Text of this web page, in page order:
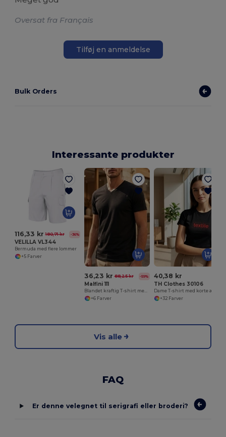
Oversat fra Français
Tilføj en anmeldelse
Bulk Orders
Interessante produkter
116,33 kr 180,71 kr -36%
VELILLA VL344
Bermuda med flere lommer
+5 Farver
36,23 kr 88,25 kr -59%
Malfini 111
Blandet kraftig T-shirt med V-udskæring
+6 Farver
40,38 kr
TH Clothes 30106
+32 Farver
Vis alle
FAQ
Er denne velegnet til serigrafi eller broderi?